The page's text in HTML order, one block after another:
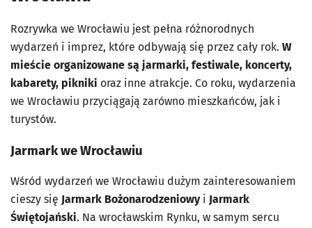
Rozrywka we Wrocławiu jest pełna różnorodnych
wydarzeń i imprez, które odbywają się przez cały rok. W
mieście organizowane są jarmarki, festiwale, koncerty,
kabarety, pikniki oraz inne atrakcje. Co roku, wydarzenia
we Wrocławiu przyciągają zarówno mieszkańców, jak i
turystów.
Jarmark we Wrocławiu
Wśród wydarzeń we Wrocławiu dużym zainteresowaniem
cieszy się Jarmark Bożonarodzeniowyi Jarmark
Świętojański. Na wrocławskim Rynku, w samym sercu